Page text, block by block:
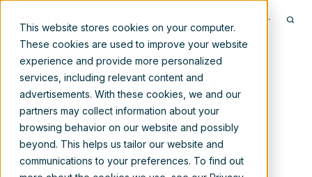
This website stores cookies on your computer.
These cookies are used to improve your website
experience and provide more personalized
services, including relevant content and
advertisements. With these cookies, we and our
partners may collect information about your
browsing behavior on our website and possibly
beyond. This helps us tailor our website and
communications to your preferences. To find out
Xillio kondigt
strategisch
partnerschap